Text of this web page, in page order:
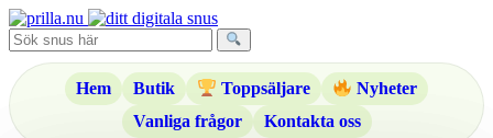
Hoppa
till
innehåll
Hem
Butik Toppsäljare
Nyheter
Vanliga frågor
Kontakta oss